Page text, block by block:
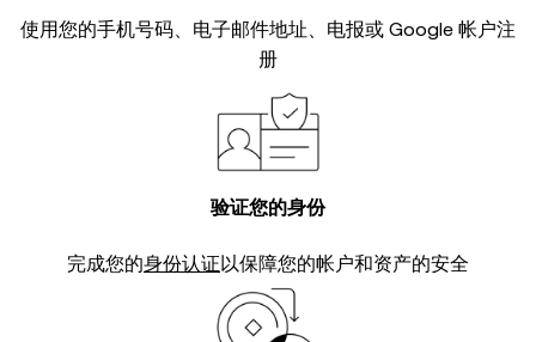
使用您的手机号码、电子邮件地址、电报或 Google 帐户注
册
验证您的身份
完成您的身份认证以保障您的帐户和资产的安全